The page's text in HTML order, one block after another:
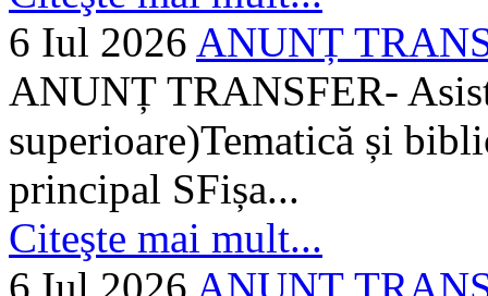
6 Iul 2026 ANUNȚ
ANUNȚ TRANSFER-
superioare)Tematică și
principal SFișa...
Citeşte mai mult...
6 Iul 2026 ANUNȚ